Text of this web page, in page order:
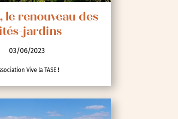
le renouveau des
jardins
03/06/2023
Vive la TASE !